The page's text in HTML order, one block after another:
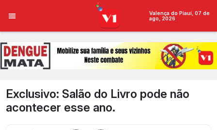
Valença do Piauí, 07 de
ago, 2026
Exclusivo: Salão do Livro pode não
acontecer esse ano.